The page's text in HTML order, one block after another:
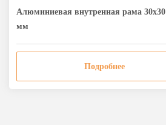
Алюминиевая внутренная рама 30х30
мм
Подробнее